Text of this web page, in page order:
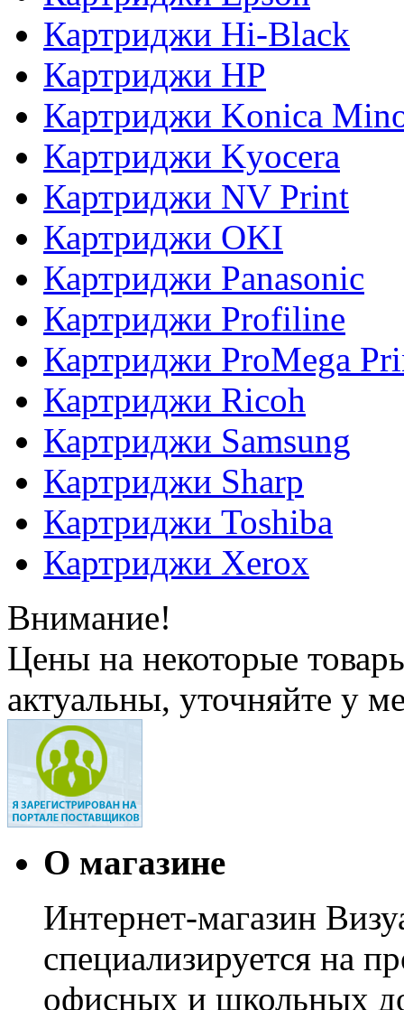
Картриджи Hi-Black
Картриджи HP
Картриджи Konica
Картриджи Kyocera
Картриджи NV Print
Картриджи OKI
Картриджи Panasonic
Картриджи Profiline
Картриджи ProMega
Картриджи Ricoh
Картриджи Samsung
Картриджи Sharp
Картриджи Toshiba
Картриджи Xerox
Внимание!
Цены на некоторые
актуальны, уточняйте у
О магазине
Интернет-магазин
специализируется на
офисных и школьных